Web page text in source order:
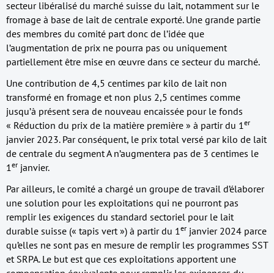
secteur libéralisé du marché suisse du lait, notamment sur le
fromage à base de lait de centrale exporté. Une grande partie
des membres du comité part donc de l’idée que
l’augmentation de prix ne pourra pas ou uniquement
partiellement être mise en œuvre dans ce secteur du marché.
Une contribution de 4,5 centimes par kilo de lait non
transformé en fromage et non plus 2,5 centimes comme
jusqu’à présent sera de nouveau encaissée pour le fonds
« Réduction du prix de la matière première » à partir du 1er
janvier 2023. Par conséquent, le prix total versé par kilo de lait
de centrale du segment A n’augmentera pas de 3 centimes le
1er janvier.
Par ailleurs, le comité a chargé un groupe de travail d’élaborer
une solution pour les exploitations qui ne pourront pas
remplir les exigences du standard sectoriel pour le lait
durable suisse (« tapis vert ») à partir du 1er janvier 2024 parce
qu’elles ne sont pas en mesure de remplir les programmes SST
et SRPA. Le but est que ces exploitations apportent une